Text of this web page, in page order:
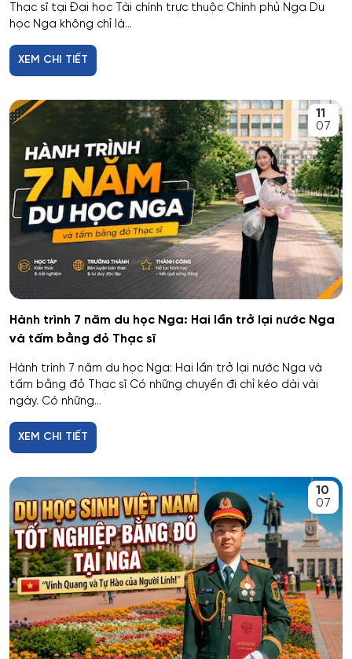
Thạc sĩ tại Đại học Tài chính trực thuộc Chính phủ Nga Du
học Nga không chỉ là...
XEM CHI TIẾT
11
07
Hành trình 7 năm du học Nga: Hai lần trở lại nước Nga
và tấm bằng đỏ Thạc sĩ
Hành trình 7 năm du học Nga: Hai lần trở lại nước Nga và
tấm bằng đỏ Thạc sĩ Có những chuyến đi chỉ kéo dài vài
ngày. Có những...
XEM CHI TIẾT
10
07